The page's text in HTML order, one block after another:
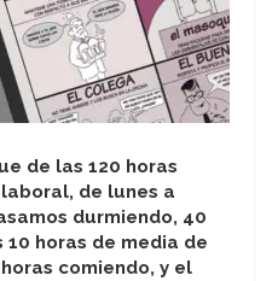
de las 120 horas
de lunes a
durmiendo, 40
horas de media de
comiendo, y el